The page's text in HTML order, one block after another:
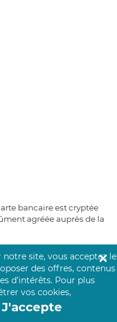
bancaire est cryptée
agréée auprès de la
site, vous acceptez le
des offres, contenus
d’intérêts. Pour plus
vos cookies,
J'accepte
✕